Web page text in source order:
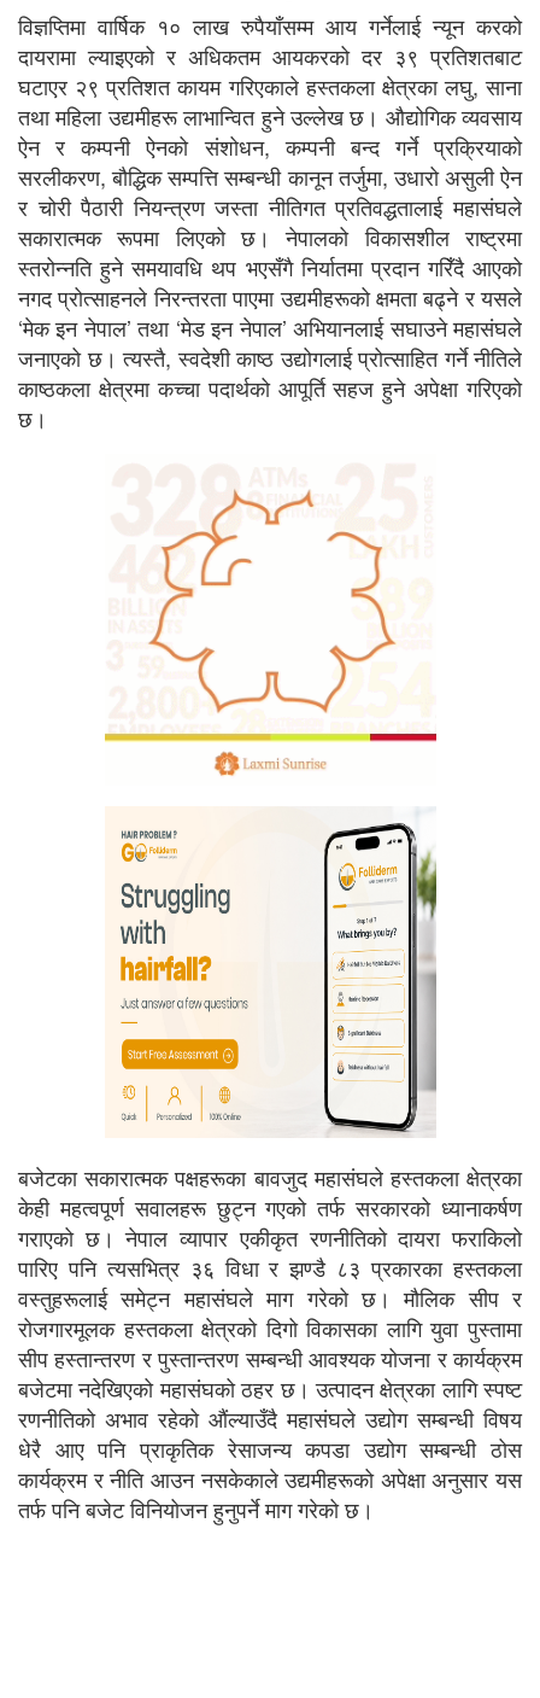
विज्ञप्तिमा वार्षिक १० लाख रुपैयाँसम्म आय गर्नेलाई न्यून करको
दायरामा ल्याइएको र अधिकतम आयकरको दर ३९ प्रतिशतबाट
घटाएर २९ प्रतिशत कायम गरिएकाले हस्तकला क्षेत्रका लघु, साना
तथा महिला उद्यमीहरू लाभान्वित हुने उल्लेख छ। औद्योगिक व्यवसाय
ऐन र कम्पनी ऐनको संशोधन, कम्पनी बन्द गर्ने प्रक्रियाको
सरलीकरण, बौद्धिक सम्पत्ति सम्बन्धी कानून तर्जुमा, उधारो असुली ऐन
र चोरी पैठारी नियन्त्रण जस्ता नीतिगत प्रतिवद्धतालाई महासंघले
सकारात्मक रूपमा लिएको छ। नेपालको विकासशील राष्ट्रमा
स्तरोन्नति हुने समयावधि थप भएसँगै निर्यातमा प्रदान गरिँदै आएको
नगद प्रोत्साहनले निरन्तरता पाएमा उद्यमीहरूको क्षमता बढ्ने र यसले
‘मेक इन नेपाल’ तथा ‘मेड इन नेपाल’ अभियानलाई सघाउने महासंघले
जनाएको छ। त्यस्तै, स्वदेशी काष्ठ उद्योगलाई प्रोत्साहित गर्ने नीतिले
काष्ठकला क्षेत्रमा कच्चा पदार्थको आपूर्ति सहज हुने अपेक्षा गरिएको
छ।
बजेटका सकारात्मक पक्षहरूका बावजुद महासंघले हस्तकला क्षेत्रका
केही महत्वपूर्ण सवालहरू छुट्न गएको तर्फ सरकारको ध्यानाकर्षण
गराएको छ। नेपाल व्यापार एकीकृत रणनीतिको दायरा फराकिलो
पारिए पनि त्यसभित्र ३६ विधा र झण्डै ८३ प्रकारका हस्तकला
वस्तुहरूलाई समेट्न महासंघले माग गरेको छ। मौलिक सीप र
रोजगारमूलक हस्तकला क्षेत्रको दिगो विकासका लागि युवा पुस्तामा
सीप हस्तान्तरण र पुस्तान्तरण सम्बन्धी आवश्यक योजना र कार्यक्रम
बजेटमा नदेखिएको महासंघको ठहर छ। उत्पादन क्षेत्रका लागि स्पष्ट
रणनीतिको अभाव रहेको औंल्याउँदै महासंघले उद्योग सम्बन्धी विषय
धेरै आए पनि प्राकृतिक रेसाजन्य कपडा उद्योग सम्बन्धी ठोस
कार्यक्रम र नीति आउन नसकेकाले उद्यमीहरूको अपेक्षा अनुसार यस
तर्फ पनि बजेट विनियोजन हुनुपर्ने माग गरेको छ।